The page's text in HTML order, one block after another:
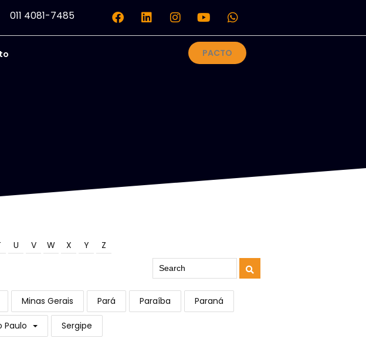
011 4081-7485
PACTO
U V W X Y
Z
Minas Gerais Pará Paraíba Paraná
Paulo Sergipe